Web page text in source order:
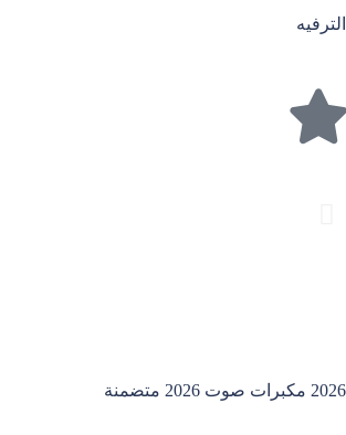
الترفيه
2026 مكبرات صوت 2026 متضمنة